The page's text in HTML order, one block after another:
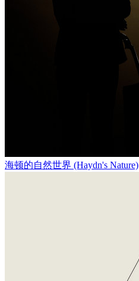
海顿的自然世界 (Haydn's Nature)